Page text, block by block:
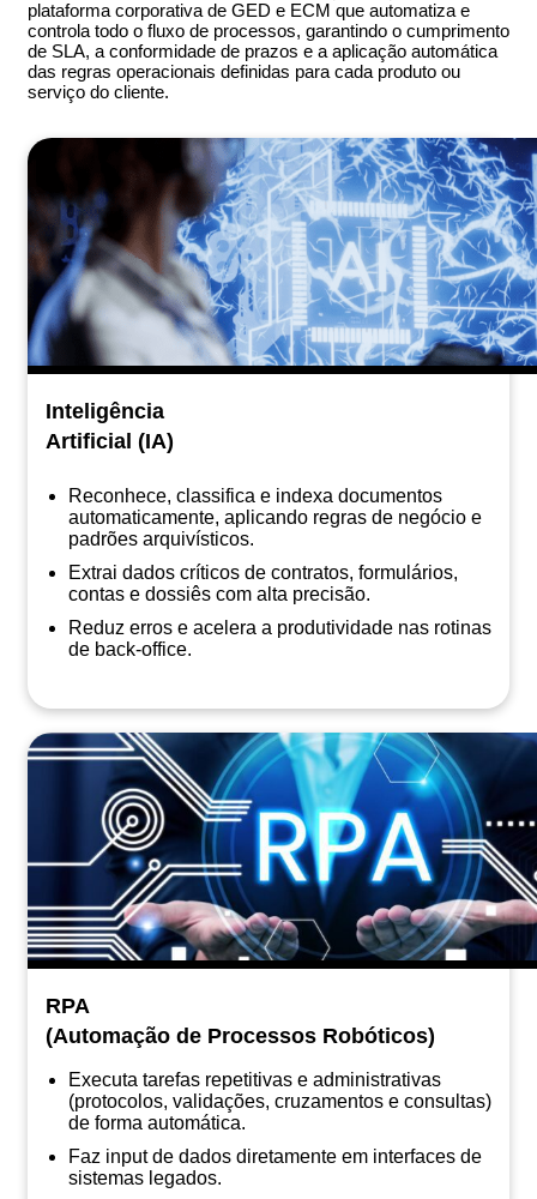
plataforma corporativa de GED e ECM que automatiza e
controla todo o fluxo de processos, garantindo o cumprimento
de SLA, a conformidade de prazos e a aplicação automática
das regras operacionais definidas para cada produto ou
serviço do cliente.
Inteligência
Artificial (IA)
Reconhece, classifica e indexa documentos
automaticamente, aplicando regras de negócio e
padrões arquivísticos.
Extrai dados críticos de contratos, formulários,
contas e dossiês com alta precisão.
Reduz erros e acelera a produtividade nas rotinas
de back-office.
RPA
(Automação de Processos Robóticos)
Executa tarefas repetitivas e administrativas
(protocolos, validações, cruzamentos e consultas)
de forma automática.
Faz input de dados diretamente em interfaces de
sistemas legados.